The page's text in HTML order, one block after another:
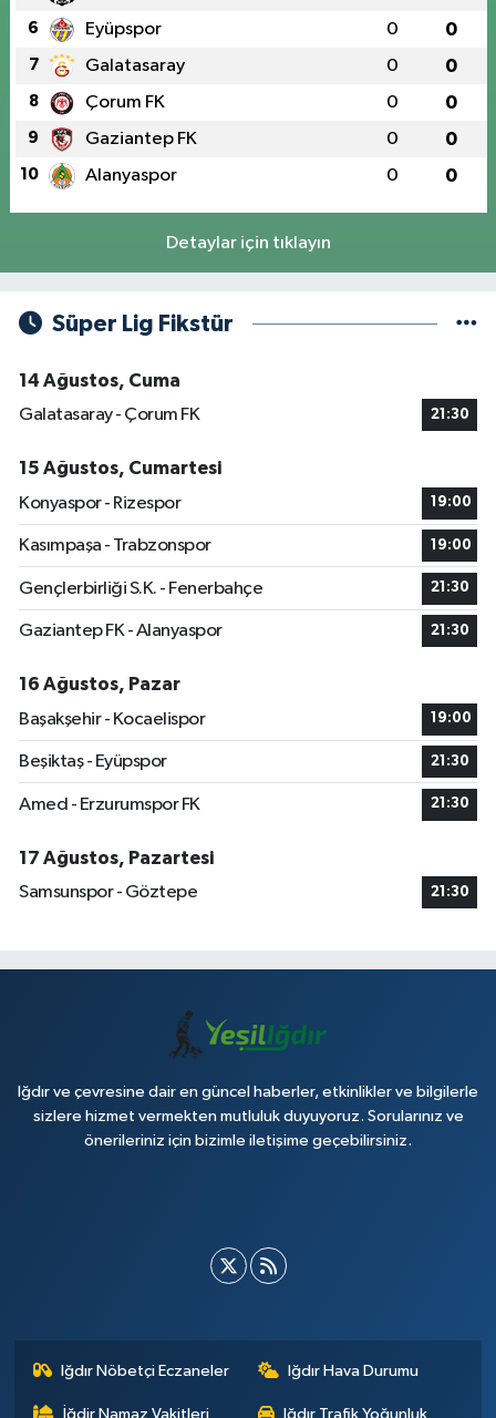
6 Eyüpspor 0 0
7 Galatasaray 0 0
8 Çorum FK 0 0
9 Gaziantep FK 0 0
10 Alanyaspor 0 0
Detaylar için tıklayın
Süper Lig Fikstür
14 Ağustos, Cuma
Galatasaray - Çorum FK
21:30
15 Ağustos, Cumartesi
Konyaspor - Rizespor
19:00
Kasımpaşa - Trabzonspor 19:00
Gençlerbirliği S.K. - Fenerbahçe 21:30
Gaziantep FK - Alanyaspor 21:30
16 Ağustos, Pazar
Başakşehir - Kocaelispor
19:00
Beşiktaş - Eyüpspor 21:30
Amed - Erzurumspor FK 21:30
17 Ağustos, Pazartesi
Samsunspor - Göztepe
21:30
Iğdır ve çevresine dair en güncel haberler, etkinlikler ve bilgilerle
sizlere hizmet vermekten mutluluk duyuyoruz. Sorularınız ve
önerileriniz için bizimle iletişime geçebilirsiniz.
Iğdır Nöbetçi Eczaneler Iğdır Hava Durumu
İğdir Namaz Vakitleri Iğdır Trafik Yoğunluk